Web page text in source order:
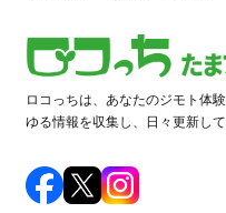
ロコっちは、あなたのジモト体
ゆる情報を収集し、日々更新し